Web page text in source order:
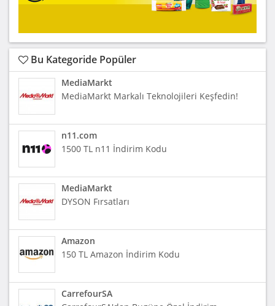
Bu Kategoride Popüler
MediaMarkt
MediaMarkt Markalı Teknolojileri Keşfedin!
n11.com
1500 TL n11 İndirim Kodu
MediaMarkt
DYSON Fırsatları
Amazon
150 TL Amazon İndirim Kodu
CarrefourSA